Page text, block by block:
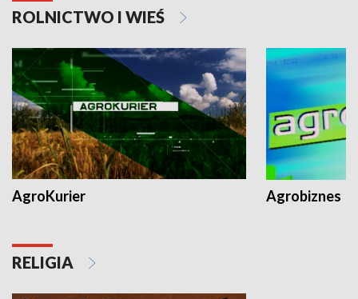
ROLNICTWO I WIEŚ
AgroKurier Agrobiznes
RELIGIA